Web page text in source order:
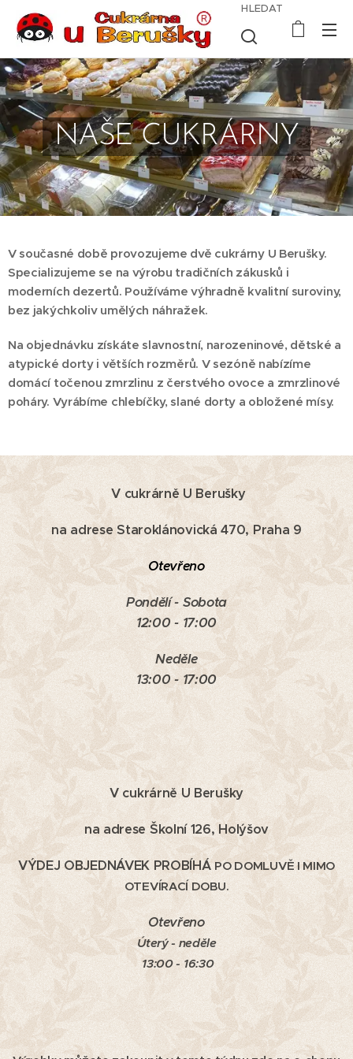
HLEDAT
NAŠE CUKRÁRNY
V současné době provozujeme dvě cukrárny U Berušky.
Specializujeme se na výrobu tradičních zákusků i
moderních dezertů. Používáme výhradně kvalitní suroviny,
bez jakýchkoliv umělých náhražek.
Na objednávku získáte slavnostní, narozeninové, dětské a
atypické dorty i větších rozměrů. V sezóně nabízíme
domácí točenou zmrzlinu z čerstvého ovoce a zmrzlinové
poháry. Vyrábíme chlebíčky, slané dorty a obložené mísy.
V cukrárně U Berušky
na adrese Staroklánovická 470, Praha 9
Otevřeno
Pondělí - Sobota
12:00 - 17:00
Neděle
13:00 - 17:00
V cukrárně U Berušky
na adrese Školní 126, Holýšov
VÝDEJ OBJEDNÁVEK PROBÍHÁPO DOMLUVĚI MIMO
OTEVÍRACÍ DOBU.
Otevřeno
Úterý - neděle
13:00 - 16:30